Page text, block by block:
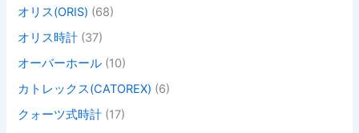
オリス(ORIS) (68)
オリス時計 (37)
オーバーホール (10)
カトレックス(CATOREX) (6)
クォーツ式時計 (17)